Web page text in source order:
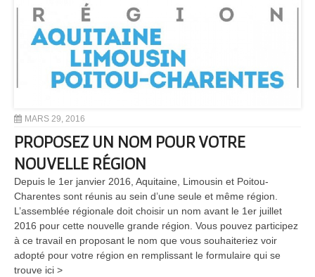
MARS 29, 2016
PROPOSEZ UN NOM POUR VOTRE
NOUVELLE RÉGION
Depuis le 1er janvier 2016, Aquitaine, Limousin et Poitou-
Charentes sont réunis au sein d’une seule et même région.
L’assemblée régionale doit choisir un nom avant le 1er juillet
2016 pour cette nouvelle grande région. Vous pouvez participez
à ce travail en proposant le nom que vous souhaiteriez voir
adopté pour votre région en remplissant le formulaire qui se
trouve ici >